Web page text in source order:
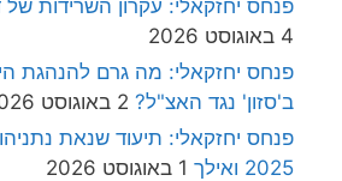
פנחס יחזקאלי: עקרון השרידות של
4 באוגוסט 2026
פנחס יחזקאלי: מה גרם להנהגת
ב'סזון' נגד האצ"ל? 2 באוגוסט 2026
פנחס יחזקאלי: תיעוד שנאת
2025 ואילך
1 באוגוסט 2026